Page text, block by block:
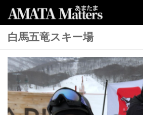
コンテンツへスキップ
白馬五竜スキー場